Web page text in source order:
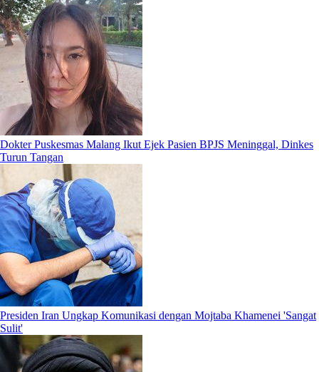
Dokter Puskesmas Malang Ikut Ejek Pasien BPJS Meninggal, Dinkes
Turun Tangan
Presiden Iran Ungkap Komunikasi dengan Mojtaba Khamenei 'Sangat
Sulit'